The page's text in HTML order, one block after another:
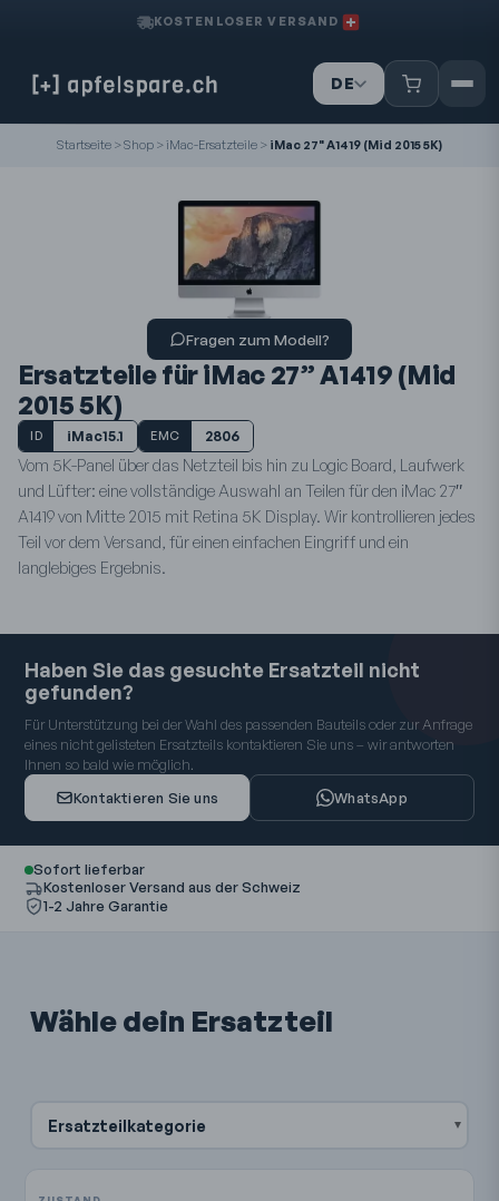
KOSTENLOSER VERSAND
DE
FR
Startseite >Shop >iMac-Ersatzteile > iMac 27" A1419 (Mid 2015 5K)
Fragen zum Modell?
Ersatzteile für iMac 27” A1419 (Mid
2015 5K)
ID iMac15.1 EMC 2806
Vom 5K-Panel über das Netzteil bis hin zu Logic Board, Laufwerk
und Lüfter: eine vollständige Auswahl an Teilen für den iMac 27″
A1419 von Mitte 2015 mit Retina 5K Display. Wir kontrollieren jedes
Teil vor dem Versand, für einen einfachen Eingriff und ein
langlebiges Ergebnis.
Haben Sie das gesuchte Ersatzteil nicht
gefunden?
Für Unterstützung bei der Wahl des passenden Bauteils oder zur Anfrage
eines nicht gelisteten Ersatzteils kontaktieren Sie uns – wir antworten
Ihnen so bald wie möglich.
Kontaktieren Sie uns
WhatsApp
Sofort lieferbar
Kostenloser Versand aus der Schweiz
1-2 Jahre Garantie
Wähle dein Ersatzteil
Ersatzteilkategorie